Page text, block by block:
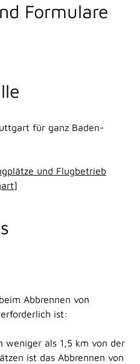
Formulare
für ganz Baden-
und Flugbetrieb
Abbrennen von
ist:
weniger als 1,5 km von der
ist das Abbrennen von